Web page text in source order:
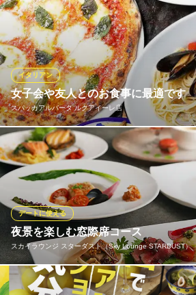
大阪府大阪市北区梅田3-2-2 KITTE大阪5F
まずはこちらで乾杯！ウオチカの味がギ
盛り合わせと、ドリンクがセットになった
セットです。
ウオチカ。
新鮮な魚介のダイニング
大阪メトロ御堂筋線梅田駅 徒歩3分
大阪府大阪市北区角田町梅田地下街2-8 whityうめだ
女子会や友人とのお食事に最適です
スパッカアルバータ ルクアイーレ店
イタリアン
JR大阪駅から徒歩1分と集まりやすい好立
ンバルです。 ワインやカクテルなどのド
ており、飲み放題もご用意しております
題付きで3,630円～ご用意！宴会やお誕生
スパッカアルバータ ルクアイーレ店
梅田 イタリアンバル
ＪＲ大阪駅 徒歩2分
大阪府大阪市北区梅田3-1-3 ルクアイーレ10F
夜景を楽しむ窓際席コース
スカイラウンジ スターダスト（Sky Lounge STARDUST）
デートに使える
夜景が臨める丸窓のお席で創作イタリア